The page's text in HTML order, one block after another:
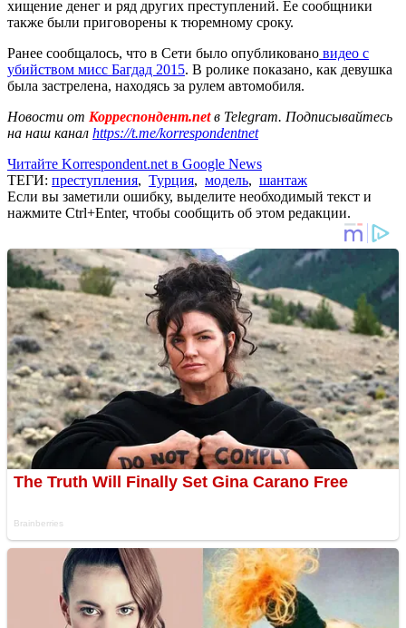
хищение денег и ряд других преступлений. Ее сообщники
также были приговорены к тюремному сроку.
Ранее сообщалось, что в Сети было опубликовано видео с
убийством мисс Багдад 2015. В ролике показано, как девушка
была застрелена, находясь за рулем автомобиля.
Новости от Корреспондент.netв Telegram. Подписывайтесь
на наш канал https://t.me/korrespondentnet
Читайте Korrespondent.net в Google News
ТЕГИ: преступления, Турция, модель, шантаж
Если вы заметили ошибку, выделите необходимый текст и
нажмите Ctrl+Enter, чтобы сообщить об этом редакции.